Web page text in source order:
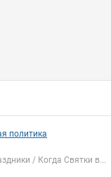
политика
Когда Святки в...